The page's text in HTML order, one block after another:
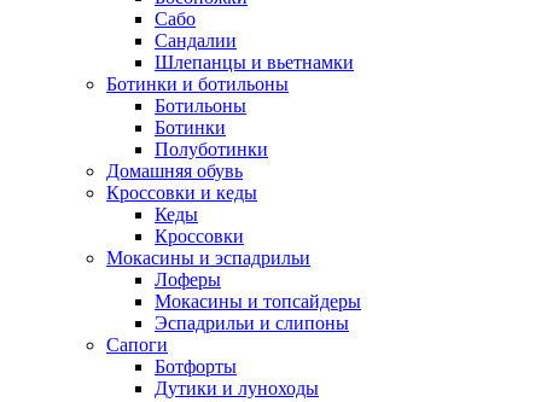
Сабо
Сандалии
Шлепанцы и вьетнамки
Ботинки и ботильоны
Ботильоны
Ботинки
Полуботинки
Домашняя обувь
Кроссовки и кеды
Кеды
Кроссовки
Мокасины и эспадрильи
Лоферы
Мокасины и топсайдеры
Эспадрильи и слипоны
Сапоги
Ботфорты
Дутики и луноходы